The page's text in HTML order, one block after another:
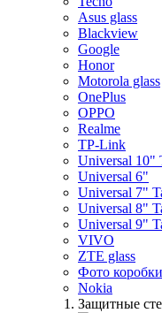
Asus glass
Blackview
Google
Honor
Motorola glass
OnePlus
OPPO
Realme
TP-Link
Universal 10"
Universal 6"
Universal 7"
Universal 8"
Universal 9"
VIVO
ZTE glass
Фото коробки
Nokia
Защитные